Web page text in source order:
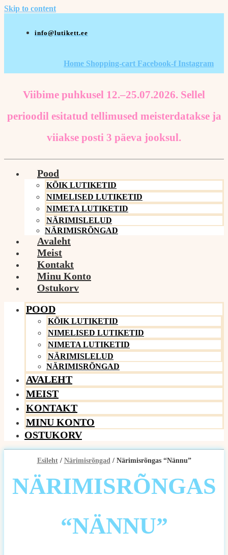
Skip to content
info@lutikett.ee
Home Shopping-cart Facebook-f Instagram
Viibime puhkusel 12.–25.07.2026. Sellel
perioodil esitatud tellimused meisterdatakse ja
viiakse posti 3 päeva jooksul.
Pood
KÕIK LUTIKETID
NIMELISED LUTIKETID
NIMETA LUTIKETID
NÄRIMISLELUD
NÄRIMISRÕNGAD
Avaleht
Meist
Kontakt
Minu Konto
Ostukorv
POOD
KÕIK LUTIKETID
NIMELISED LUTIKETID
NIMETA LUTIKETID
NÄRIMISLELUD
NÄRIMISRÕNGAD
AVALEHT
MEIST
KONTAKT
MINU KONTO
OSTUKORV
Esileht/ Närimisrõngad/ Närimisrõngas “Nännu”
NÄRIMISRÕNGAS
“NÄNNU”